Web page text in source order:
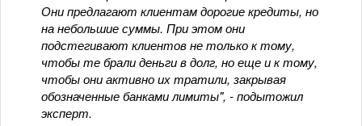
Они предлагают клиентам дорогие кредиты, но
на небольшие суммы. При этом они
подстегивают клиентов не только к тому,
чтобы те брали деньги в долг, но еще и к тому,
чтобы они активно их тратили, закрывая
обозначенные банками лимиты", - подытожил
эксперт.